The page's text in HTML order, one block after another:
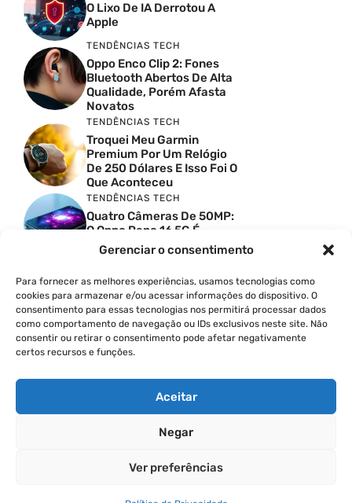
Gerenciar o consentimento
Para fornecer as melhores experiências, usamos tecnologias como
cookies para armazenar e/ou acessar informações do dispositivo. O
consentimento para essas tecnologias nos permitirá processar dados
como comportamento de navegação ou IDs exclusivos neste site. Não
consentir ou retirar o consentimento pode afetar negativamente
certos recursos e funções.
Aceitar
Negar
Ver preferências
O Lixo De IA Derrotou A
Apple
TENDÊNCIAS TECH
Oppo Enco Clip 2: Fones
Bluetooth Abertos De Alta
Qualidade, Porém Afasta
Novatos
TENDÊNCIAS TECH
Troquei Meu Garmin
Premium Por Um Relógio
De 250 Dólares E Isso Foi O
Que Aconteceu
TENDÊNCIAS TECH
Quatro Câmeras De 50MP:
O Oppo Reno 16 5G É
Absurdo
Comparativo De
Especificações Entre O
Vivo X300 Ultra E O
Samsung Galaxy S26 Ultra
PRODUTIVIDADE DIGITAL
Como Criar Carrossel No
Instagram
POLÍTICA DE PRIVACIDADE